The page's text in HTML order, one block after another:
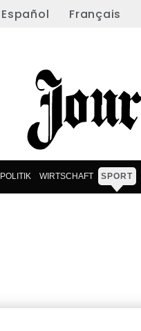
Español Français
POLITIK WIRTSCHAFT SPORT